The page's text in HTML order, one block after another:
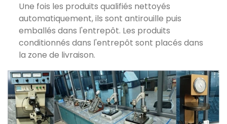
Une fois les produits qualifiés nettoyés
automatiquement, ils sont antirouille puis
emballés dans l'entrepôt. Les produits
conditionnés dans l'entrepôt sont placés dans
la zone de livraison.